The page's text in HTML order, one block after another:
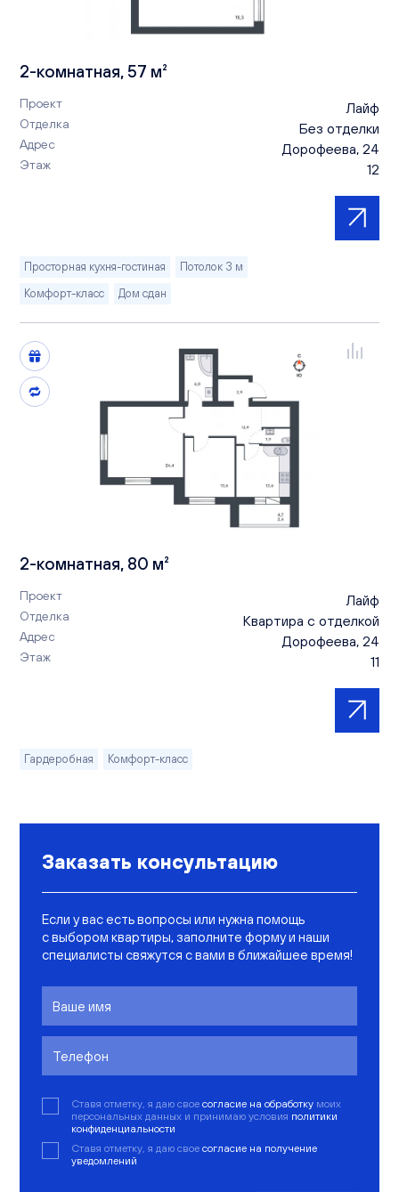
2-комнатная, 57 м²
Проект Лайф
Отделка Без отделки
Адрес Дорофеева, 24
Этаж 12
Просторная кухня-гостиная
Потолок 3 м
Комфорт-класс
Дом сдан
2-комнатная, 80 м²
Проект Лайф
Отделка Квартира с отделкой
Адрес Дорофеева, 24
Этаж 11
Гардеробная Комфорт-класс
Заказать консультацию
Если у вас есть вопросы или нужна помощь
с выбором квартиры, заполните форму и наши
специалисты свяжутся с вами в ближайшее время!
Ставя отметку, я даю свое согласие на обработку моих
персональных данных и принимаю условия политики
конфиденциальности
Ставя отметку, я даю свое согласие на получение
уведомлений